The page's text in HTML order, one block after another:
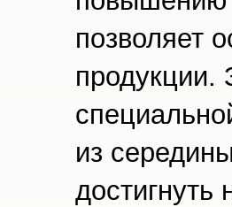
позволяет
продукции.
из